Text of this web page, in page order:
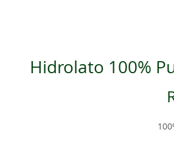
Hidrolato 100%